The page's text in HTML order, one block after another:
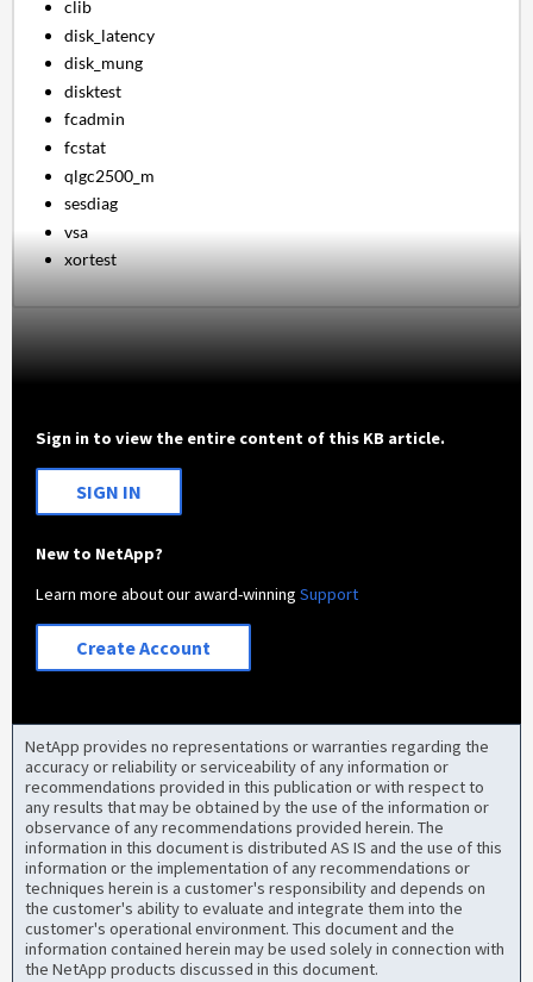
clib
disk_latency
disk_mung
disktest
fcadmin
fcstat
qlgc2500_m
sesdiag
vsa
xortest
Sign in to view the entire content of this KB article.
SIGN IN
New to NetApp?
Learn more about our award-winningSupport
Create Account
NetApp provides no representations or warranties regarding the
accuracy or reliability or serviceability of any information or
recommendations provided in this publication or with respect to
any results that may be obtained by the use of the information or
observance of any recommendations provided herein. The
information in this document is distributed AS IS and the use of this
information or the implementation of any recommendations or
techniques herein is a customer's responsibility and depends on
the customer's ability to evaluate and integrate them into the
customer's operational environment. This document and the
information contained herein may be used solely in connection with
the NetApp products discussed in this document.